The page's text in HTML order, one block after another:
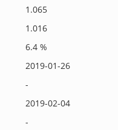
1.065
1.016
6.4 %
2019-01-26
-
2019-02-04
-